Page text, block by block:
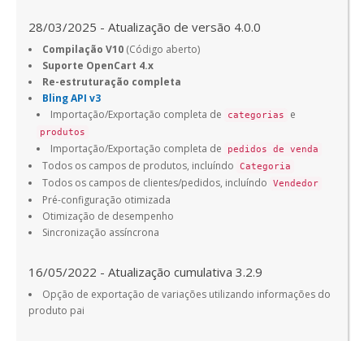
28/03/2025 - Atualização de versão 4.0.0
Compilação V10 (Código aberto)
Suporte OpenCart 4.x
Re-estruturação completa
Bling API v3
Importação/Exportação completa de
categorias e
produtos
Importação/Exportação completa de pedidos de venda
Todos os campos de produtos, incluíndo Categoria
Todos os campos de clientes/pedidos, incluíndo Vendedor
Pré-configuração otimizada
Otimização de desempenho
Sincronização assíncrona
16/05/2022 - Atualização cumulativa 3.2.9
Opção de exportação de variações utilizando informações do
produto pai